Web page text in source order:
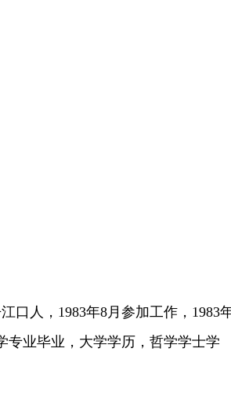
人，1983年8月参加工作，1983
专业毕业，大学学历，哲学学士学